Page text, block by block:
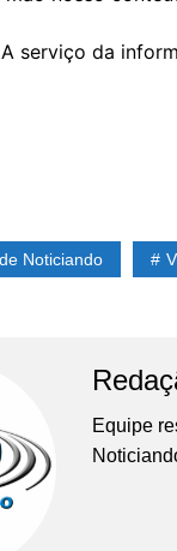
serviço da
Noticiando
Equipe